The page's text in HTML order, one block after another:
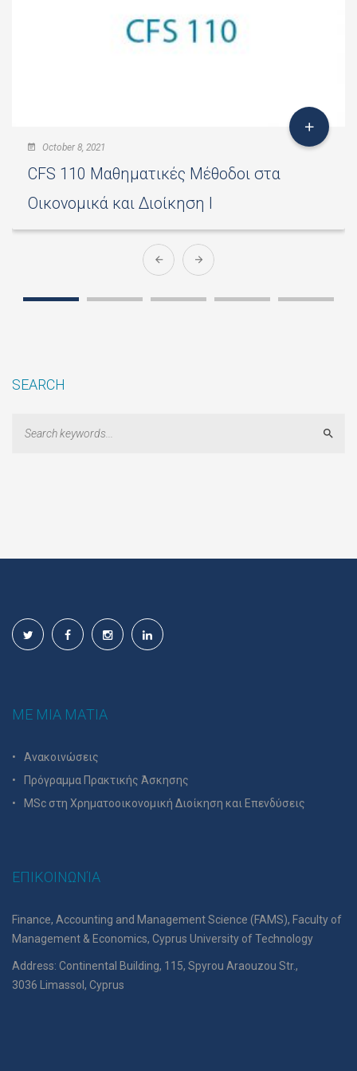
October 8, 2021
CFS 110 Μαθηματικές Μέθοδοι στα
Οικονομικά και Διοίκηση Ι
SEARCH
ΜΕ ΜΙΑ ΜΑΤΙΑ
Ανακοινώσεις
Πρόγραμμα Πρακτικής Άσκησης
MSc στη Χρηματοοικονομική Διοίκηση και Επενδύσεις
ΕΠΙΚΟΙΝΩΝΊΑ
Finance, Accounting and Management Science (FAMS), Faculty of
Management & Economics, Cyprus University of Technology
Address: Continental Building, 115, Spyrou Araouzou Str.,
3036 Limassol, Cyprus